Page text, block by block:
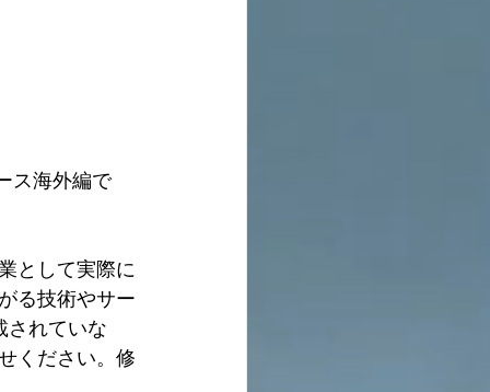
ス海外編で
として実際に
る技術やサー
されていな
ください。修